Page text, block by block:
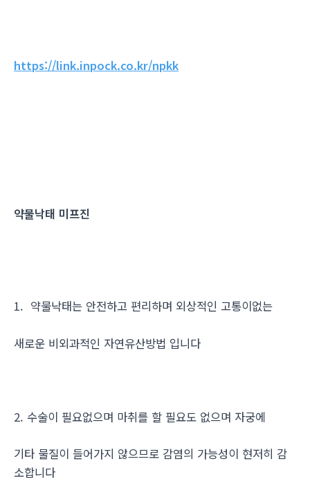
https://link.inpock.co.kr/npkk
약물낙태 미프진
1. 약물낙태는 안전하고 편리하며 외상적인 고통이없는
새로운 비외과적인 자연유산방법 입니다
2. 수술이 필요없으며 마취를 할 필요도 없으며 자궁에
기타 물질이 들어가지 않으므로 감염의 가능성이 현저히 감
소합니다